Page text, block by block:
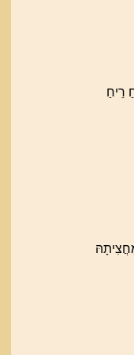
רֵיחַ